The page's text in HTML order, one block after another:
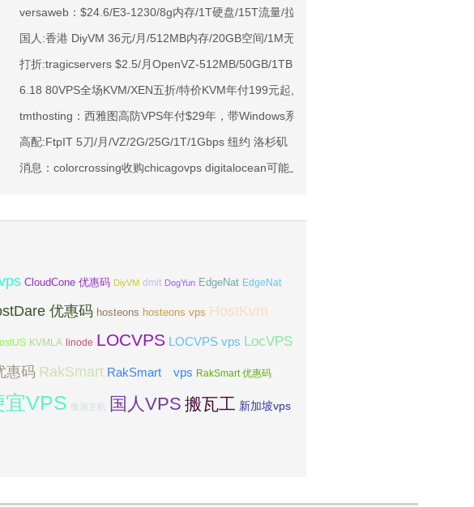
/750Mbps-1Gbps端口/KVM/深港IX/双端独立IP/香港原生IP
/可选CN2 GIA/AS9929/CMIN2/软银等线路
香港标准区/国内优化网络
月起-四核AMD Ryzen7950x/4GB/100GB NVMe/5TB@10Gbps/免费DDoS防御
存/20GB NVMe空间/6TB流量/10Gbps端口/KVM/洛杉矶
新宿主机/9折月付61元起
GIA/日本/保加利亚VPS九折
versaweb：$24.6/E3-1230/8g内存/1T硬盘/15T流量/拉斯维加斯 独立服务器
国人:香港 DiyVM 36元/月/512MB内存/20GB空间/1M无限流量/Xen/ 沙田
打折:tragicservers $2.5/月OpenVZ-512MB/50GB/1TB 洛杉矶&达拉斯
6.18 80VPS全场KVM/XEN五折/特价KVM年付199元起,香港/美国多机房可选
tmthosting：西雅图高防VPS年付$29年，带Windows系统，支持IPv6
高配:FtpIT 5刀/月/VZ/2G/25G/1T/1Gbps 纽约 洛杉矶
消息：colorcrossing收购chicagovps digitalocean可能上马加拿大机房
CloudCone 优惠码 DiyVM dmit DogYun EdgeNat EdgeNat
优惠码 hosteons hosteons vps HostKvm
KVMLA linode LOCVPS LOCVPS vps LocVPS
惠码 RakSmart RakSmart vps RakSmart 优惠码
宜VPS 傲游主机 国人VPS 搬瓦工 新加坡vps